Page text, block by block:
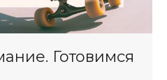
Готовимся